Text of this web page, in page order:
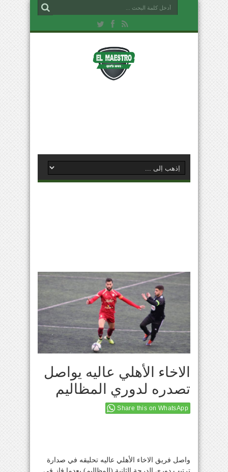
الاخاء الأهلي عاليه يواصل
تصدره لدوري المظاليم
Share this on WhatsApp
واصل فريق الاخاء الأهلي عاليه تحليقه في صدارة